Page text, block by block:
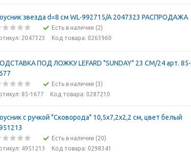
звезда d=8 см WL-992715/A 2047323 РАСПРОДАЖА
Есть в наличии (2)
2047323
Код товара: 0263960
ПОД ЛОЖКУ LEFARD "SUNDAY" 23 СМ/24 арт. 85-
Есть в наличии (3)
85-1677
Код товара: 0287210
с ручкой "Сковорода" 10,5х7,2х2,2 см, цвет белый
Есть в наличии (20)
4951213
Код товара: 0298341